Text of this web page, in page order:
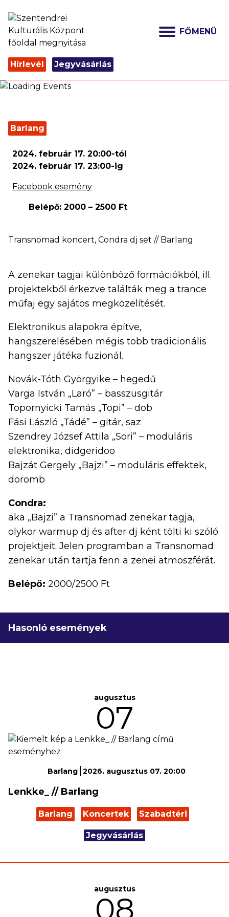
FŐMENÜ
Hírlevél Jegyvásárlás
Barlang
2024. február 17. 20:00-tól
2024. február 17. 23:00-ig
Facebook esemény
Belépő: 2000 – 2500 Ft
Transnomad koncert, Condra dj set // Barlang
A zenekar tagjai különböző formációkból, ill.
projektekből érkezve találták meg a trance
műfaj egy sajátos megközelítését.
Elektronikus alapokra építve,
hangszerelésében mégis több tradicionális
hangszer játéka fuzionál.
Novák-Tóth Györgyike – hegedű
Varga István „Laró” – basszusgitár
Topornyicki Tamás „Topi” – dob
Fási László „Tádé” – gitár, saz
Szendrey József Attila „Sori” – moduláris
elektronika, didgeridoo
Bajzát Gergely „Bajzi” – moduláris effektek,
doromb
Condra:
aka „Bajzi” a Transnomad zenekar tagja,
olykor warmup dj és after dj ként tölti ki szóló
projektjeit. Jelen programban a Transnomad
zenekar után tartja fenn a zenei atmoszférát.
Belépő: 2000/2500 Ft
Hasonló események
augusztus
07
Barlang 2026. augusztus 07. 20:00
Lenkke_ // Barlang
Barlang Koncertek Szabadtéri
Jegyvásárlás
augusztus
08